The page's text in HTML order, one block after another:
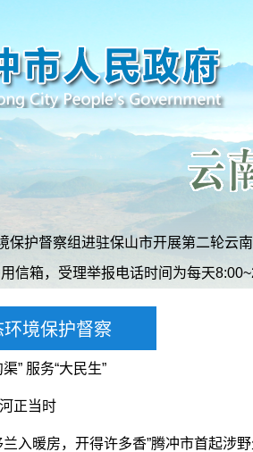
护督察组进驻保山市开展第二轮云南
信箱，受理举报电话时间为每天
境保护督察
” 服务“大民生”
正当时
入暖房，开得许多香”腾冲市首起涉